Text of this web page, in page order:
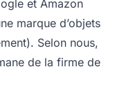
et Amazon
marque d’objets
Selon nous,
de la firme de